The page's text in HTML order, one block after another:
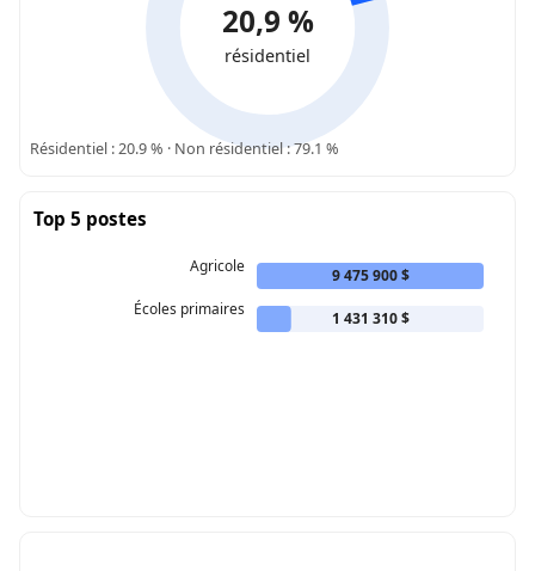
20,9 %
résidentiel
Résidentiel : 20.9 % · Non résidentiel : 79.1 %
Top 5 postes
Agricole
9 475 900 $
Écoles primaires
1 431 310 $